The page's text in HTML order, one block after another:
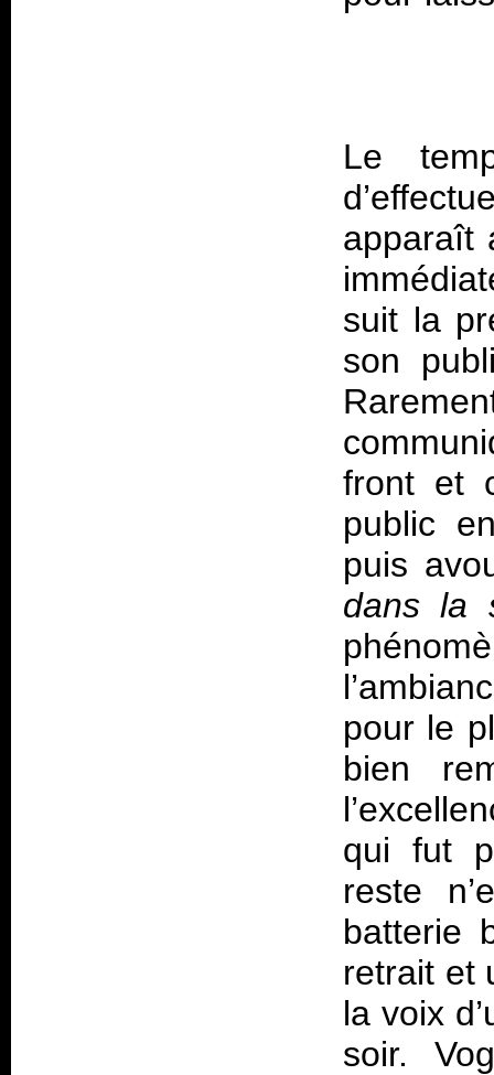
Le
apparaît
suit la
son
front et
public
puis
dans la
pour le
bien
qui fut
reste
batterie
retrait et
la voix
soir.